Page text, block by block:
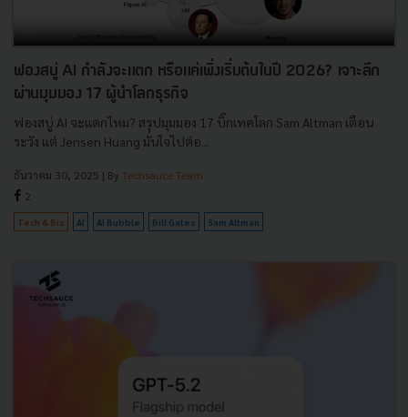
ฟองสบู่ AI กำลังจะแตก หรือแค่เพิ่งเริ่มต้นในปี 2026? เจาะลึก
ผ่านมุมมอง 17 ผู้นำโลกธุรกิจ
ฟองสบู่ AI จะแตกไหม? สรุปมุมมอง 17 บิ๊กเทคโลก Sam Altman เตือน
ระวัง แต่ Jensen Huang มั่นใจไปต่อ...
ธันวาคม 30, 2025 | By Techsauce Team
2
Tech & Biz AI AI Bubble Bill Gates Sam Altman